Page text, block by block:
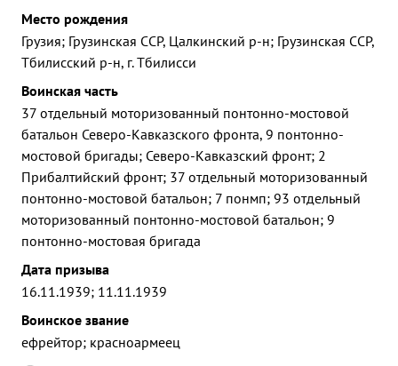
Место рождения
Грузия; Грузинская ССР, Цалкинский р-н; Грузинская ССР,
Тбилисский р-н, г. Тбилисси
Воинская часть
37 отдельный моторизованный понтонно-мостовой
батальон Северо-Кавказского фронта, 9 понтонно-
мостовой бригады; Северо-Кавказский фронт; 2
Прибалтийский фронт; 37 отдельный моторизованный
понтонно-мостовой батальон; 7 понмп; 93 отдельный
моторизованный понтонно-мостовой батальон; 9
понтонно-мостовая бригада
Дата призыва
16.11.1939; 11.11.1939
Воинское звание
ефрейтор; красноармеец